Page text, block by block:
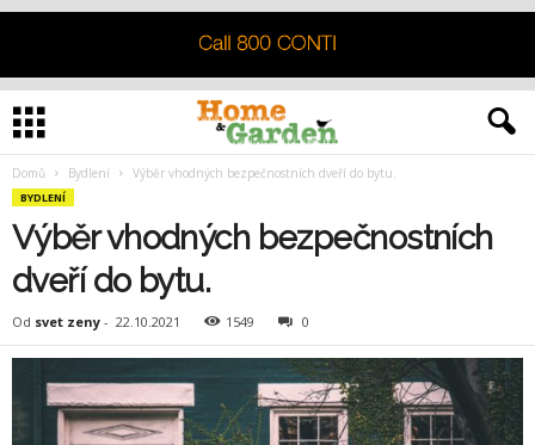
Domů Bydlení Výběr vhodných bezpečnostních dveří do bytu.
BYDLENÍ
Výběr vhodných bezpečnostních
dveří do bytu.
Od svet zeny - 22.10.2021 1549 0